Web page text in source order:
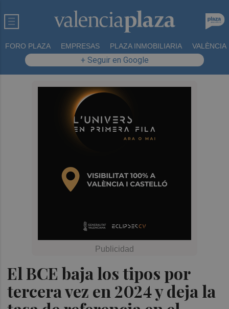
FORO PLAZA EMPRESAS PLAZA INMOBILIARIA VALÈNCIA
+ Seguir en Google
El BCE baja los tipos por
tercera vez en 2024 y deja la